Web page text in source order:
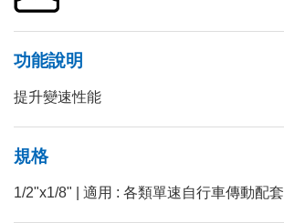
功能說明
提升變速性能
規格
1/2"x1/8" | 適用 : 各類單速自行車傳動配套